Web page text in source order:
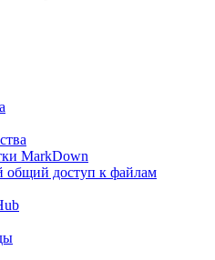
MarkDown
общий доступ к файлам